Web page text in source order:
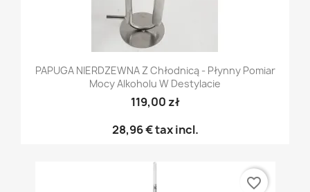
PAPUGA NIERDZEWNA Z Chłodnicą - Płynny Pomiar
Mocy Alkoholu W Destylacie
119,00 zł
28,96 €tax incl.
favorite_border